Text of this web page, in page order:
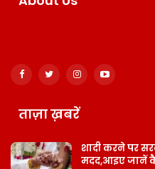
ताज़ा ख़बरें
शादी करने पर
मदद,आइए जानें